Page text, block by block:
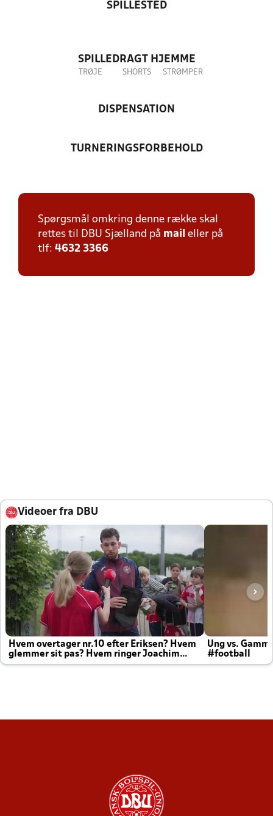
SPILLESTED
SPILLEDRAGT HJEMME
TRØJE SHORTS STRØMPER
DISPENSATION
TURNERINGSFORBEHOLD
Spørgsmål omkring denne række skal
rettes til DBU Sjælland på mail eller på
tlf: 4632 3366
Videoer fra DBU
Hvem overtager nr.10 efter Eriksen? Hvem
glemmer sit pas? Hvem ringer Joachim
altid til efter kampe?
Ung vs.
#football